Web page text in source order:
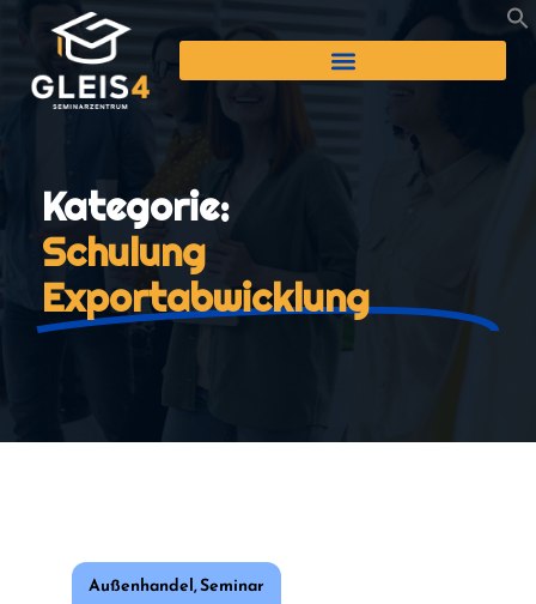
Kategorie:
Schulung
Exportabwicklung
Außenhandel,Seminar